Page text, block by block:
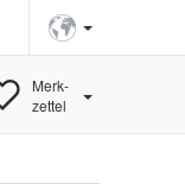
Merk-
zettel